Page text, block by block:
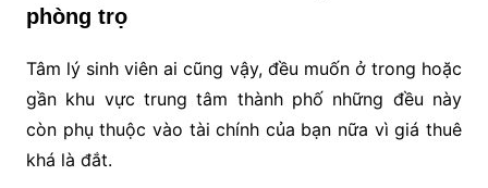
phòng trọ
Tâm lý sinh viên ai cũng vậy, đều muốn ở trong hoặc
gần khu vực trung tâm thành phố những đều này
còn phụ thuộc vào tài chính của bạn nữa vì giá thuê
khá là đắt.